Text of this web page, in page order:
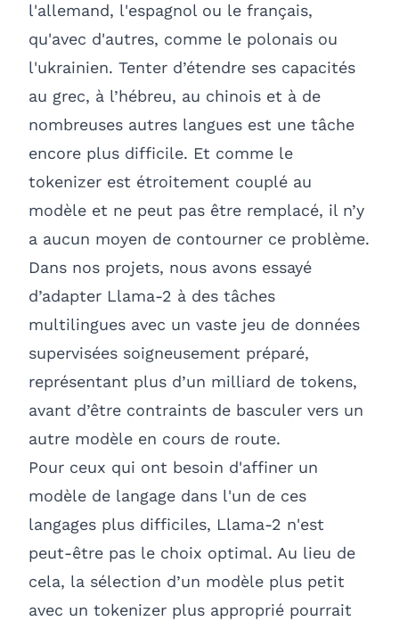
l'allemand, l'espagnol ou le français,
qu'avec d'autres, comme le polonais ou
l'ukrainien. Tenter d’étendre ses capacités
au grec, à l’hébreu, au chinois et à de
nombreuses autres langues est une tâche
encore plus difficile. Et comme le
tokenizer est étroitement couplé au
modèle et ne peut pas être remplacé, il n’y
a aucun moyen de contourner ce problème.
Dans nos projets, nous avons essayé
d’adapter Llama-2 à des tâches
multilingues avec un vaste jeu de données
supervisées soigneusement préparé,
représentant plus d’un milliard de tokens,
avant d’être contraints de basculer vers un
autre modèle en cours de route.
Pour ceux qui ont besoin d'affiner un
modèle de langage dans l'un de ces
langages plus difficiles, Llama-2 n'est
peut-être pas le choix optimal. Au lieu de
cela, la sélection d’un modèle plus petit
avec un tokenizer plus approprié pourrait